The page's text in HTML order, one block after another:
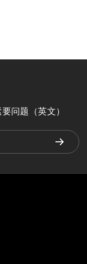
问题（英文）